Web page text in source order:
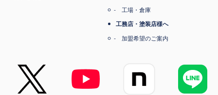
工場・倉庫
工務店・塗装店様へ
加盟希望のご案内